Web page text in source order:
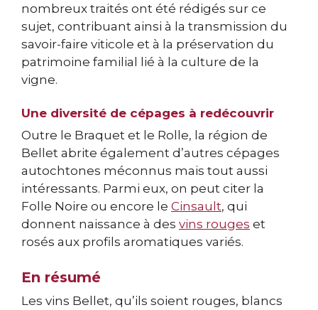
nombreux traités ont été rédigés sur ce
sujet, contribuant ainsi à la transmission du
savoir-faire viticole et à la préservation du
patrimoine familial lié à la culture de la
vigne.
Une diversité de cépages à redécouvrir
Outre le Braquet et le Rolle, la région de
Bellet abrite également d’autres cépages
autochtones méconnus mais tout aussi
intéressants. Parmi eux, on peut citer la
Folle Noire ou encore le Cinsault, qui
donnent naissance à des vins rouges et
rosés aux profils aromatiques variés.
En résumé
Les vins Bellet, qu’ils soient rouges, blancs